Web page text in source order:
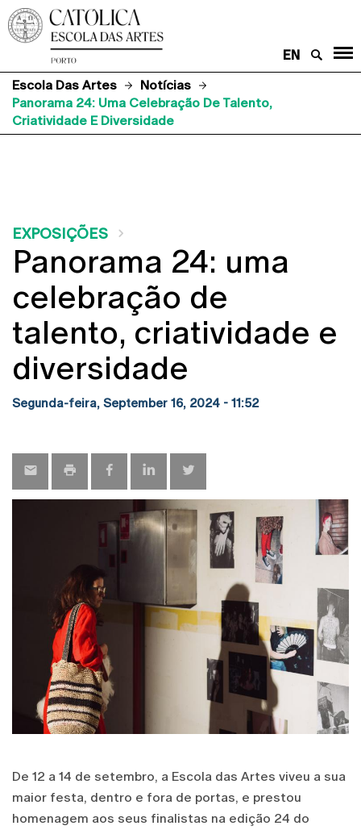
EN
Escola Das Artes
Notícias
Panorama 24: Uma Celebração De Talento,
Criatividade E Diversidade
EXPOSIÇÕES
Panorama 24: uma
celebração de
talento, criatividade e
diversidade
Segunda-feira, September 16, 2024 - 11:52
De 12 a 14 de setembro, a Escola das Artes viveu a sua
maior festa, dentro e fora de portas, e prestou
homenagem aos seus finalistas na edição 24 do